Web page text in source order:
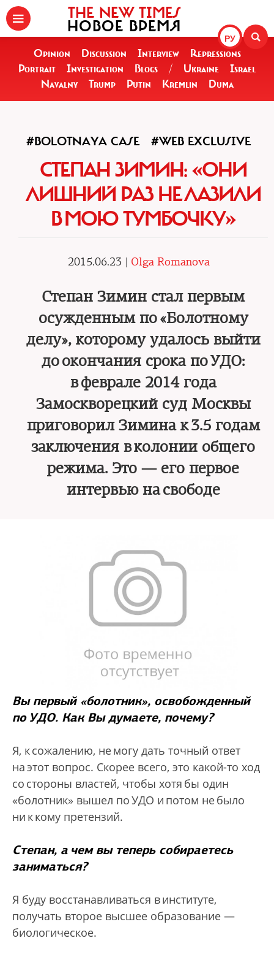
РУ
THE NEW TIMES
НОВОЕ ВРЕМЯ
Opinion Discussion Interview
Repressions
Portrait
Investigation Blogs / Ukraine
Israel
Navalny
Trump Putin Kremlin Duma
#BOLOTNAYA CASE #WEB EXCLUSIVE
СТЕПАН ЗИМИН: «ОНИ
ЛИШНИЙ РАЗ НЕ ЛАЗИЛИ
В МОЮ ТУМБОЧКУ»
2015.06.23 | Olga Romanova
Степан Зимин стал первым
осужденным по «Болотному
делу», которому удалось выйти
до окончания срока по УДО:
в феврале 2014 года
Замоскворецкий суд Москвы
приговорил Зимина к 3.5 годам
заключения в колонии общего
режима. Это — его первое
интервью на свободе
Вы первый «болотник», освобожденный
по УДО. Как Вы думаете, почему?
Я, к сожалению, не могу дать точный ответ
на этот вопрос. Скорее всего, это какой-то ход
со стороны властей, чтобы хотя бы один
«болотник» вышел по УДО и потом не было
ни к кому претензий.
Степан, а чем вы теперь собираетесь
заниматься?
Я буду восстанавливаться в институте,
получать второе высшее образование —
биологическое.